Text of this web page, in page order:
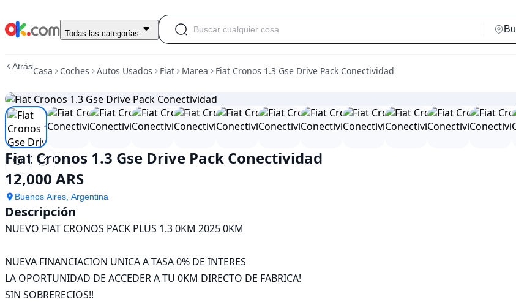
Usado
1.3
Drive
Pack
Conectividad
En
venta
12,000
ARS
Todas las categorías
AtrásCasa Coches Autos Usados Fiat Marea Fiat Cronos 1.3 Gse Drive Pack Conectividad
Fiat Cronos 1.3 Gse Drive Pack Conectividad
12,000 ARS
Buenos Aires, Argentina
Descripción
NUEVO FIAT CRONOS PACK PLUS 1.3 0KM 2025 0KM
NUEVA FINANCIACION UNICA A TASA 0% DE INTERES
LA OPORTUNIDAD DE ACCEDER A TU 0KM DIRECTO DE FABRICA!
SIN SOBRERECIOS!!